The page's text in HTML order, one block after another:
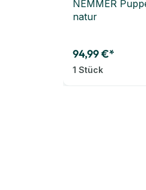
NEMMER
natur
94,99 €*
1 Stück